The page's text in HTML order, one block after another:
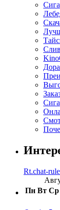
Rt.chat-
Пн Вт Ср